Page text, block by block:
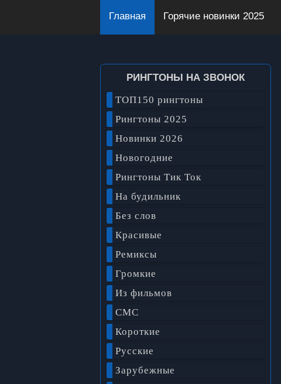
Главная Горячие новинки 2025
РИНГТОНЫ НА ЗВОНОК
ТОП150 рингтоны
Рингтоны 2025
Новинки 2026
Новогодние
Рингтоны Тик Ток
На будильник
Без слов
Красивые
Ремиксы
Громкие
Из фильмов
СМС
Короткие
Русские
Зарубежные